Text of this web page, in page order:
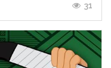
31